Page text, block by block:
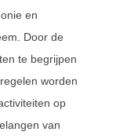
en
Door de
te begrijpen
worden
op
van